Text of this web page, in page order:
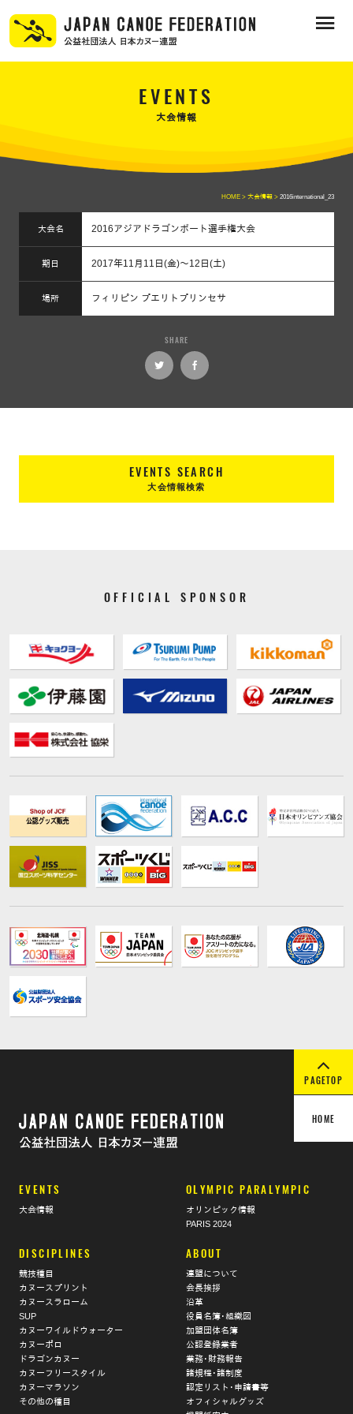
EVENTS
大会情報
HOME > 大会情報 > 2016international_23
大会名 2016アジアドラゴンボート選手権大会
期日 2017年11月11日(金)～12日(土)
場所 フィリピン プエリトプリンセサ
SHARE
EVENTS SEARCH
大会情報検索
OFFICIAL SPONSOR
PAGETOP
HOME
EVENTS OLYMPIC PARALYMPIC
大会情報
オリンピック情報
PARIS 2024
DISCIPLINES ABOUT
競技種目
連盟について
カヌースプリント
会長挨拶
カヌースラローム
沿革
SUP
役員名簿･組織図
カヌーワイルドウォーター
加盟団体名簿
カヌーポロ
公認登録業者
ドラゴンカヌー
業務･財務報告
カヌーフリースタイル
諸規程･諸制度
カヌーマラソン
認定リスト･申請書等
その他の種目
オフィシャルグッズ